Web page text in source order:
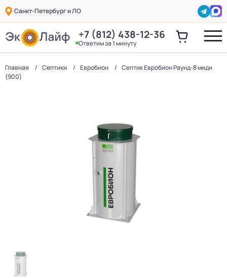
Санкт-Петербург и ЛО
+7 (812) 438-12-36
Ответим за 1 минуту
Главная Септики Евробион
Септик Евробион Раунд-8 миди
(900)